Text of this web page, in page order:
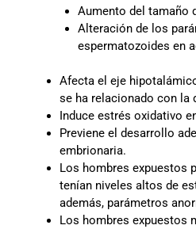
Aumento del tamaño
Alteración de los
espermatozoides en
Afecta el eje
se ha relacionado con la
Induce estrés oxidativo
Previene el desarrollo
embrionaria.
Los hombres expuestos
tenían niveles altos de
además, parámetros
Los hombres expuestos